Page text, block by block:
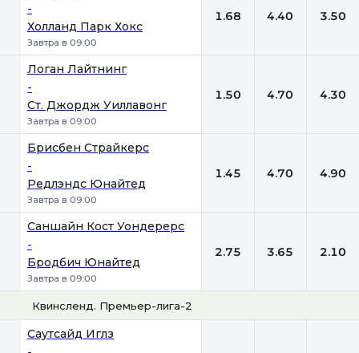
-
Холланд Парк Хокс
Завтра в 09:00
1.68 4.40 3.50
Логан Лайтнинг
-
Ст. Джордж Уиллавонг
Завтра в 09:00
1.50 4.70 4.30
Брисбен Страйкерс
-
Редлэндс Юнайтед
Завтра в 09:00
1.45 4.70 4.90
Саншайн Кост Уондерерс
-
Бродбич Юнайтед
Завтра в 09:00
2.75 3.65 2.10
Квинсленд. Премьер-лига-2
Саутсайд Иглз